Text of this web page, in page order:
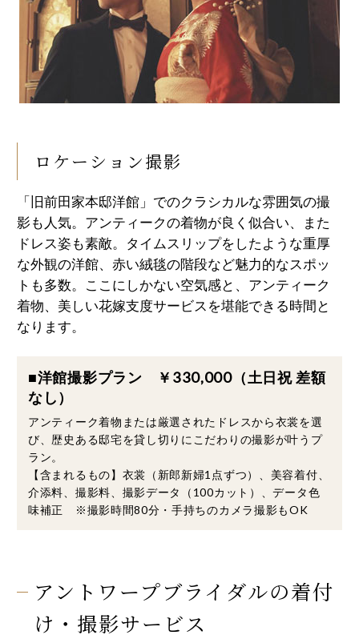
ロケーション撮影
「旧前田家本邸洋館」でのクラシカルな雰囲気の撮
影も人気。アンティークの着物が良く似合い、また
ドレス姿も素敵。タイムスリップをしたような重厚
な外観の洋館、赤い絨毯の階段など魅力的なスポッ
トも多数。ここにしかない空気感と、アンティーク
着物、美しい花嫁支度サービスを堪能できる時間と
なります。
■洋館撮影プラン ￥330,000（土日祝 差額
なし）
アンティーク着物または厳選されたドレスから衣裳を選
び、歴史ある邸宅を貸し切りにこだわりの撮影が叶うプ
ラン。
【含まれるもの】衣裳（新郎新婦1点ずつ）、美容着付、
介添料、撮影料、撮影データ（100カット）、データ色
味補正 ※撮影時間80分・手持ちのカメラ撮影もOK
アントワープブライダルの着付
け・撮影サービス